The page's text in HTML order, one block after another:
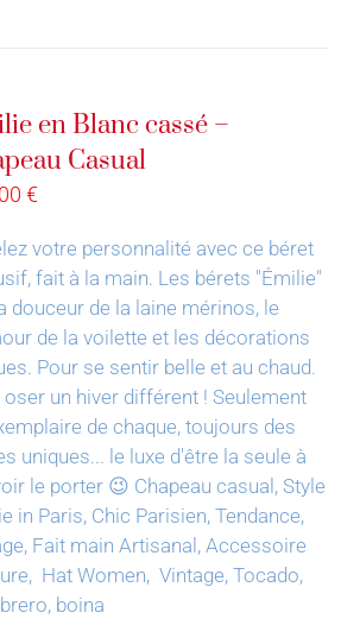
en Blanc cassé –
Casual
€
votre personnalité avec ce béret
fait à la main. Les bérets "Émilie"
douceur de la laine mérinos, le
de la voilette et les décorations
Pour se sentir belle et au chaud.
oser un hiver différent ! Seulement
de chaque, toujours des
uniques... le luxe d'être la seule à
le porter 😉 Chapeau casual, Style
in Paris, Chic Parisien, Tendance,
Fait main Artisanal, Accessoire
Hat Women, Vintage, Tocado,
boina